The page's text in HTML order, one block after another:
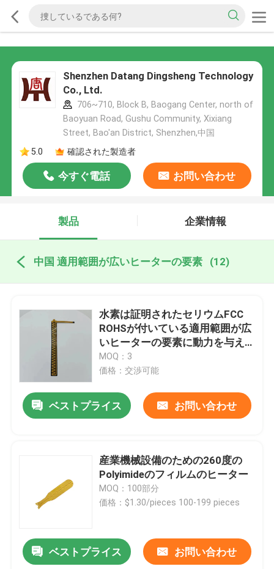
Shenzhen Datang Dingsheng Technology
Co., Ltd.
706~710, Block B, Baogang Center, north of
Baoyuan Road, Gushu Community, Xixiang
Street, Bao'an District, Shenzhen,中国
5.0
確認された製造者
今すぐ電話 お問い合わせ
製品 企業情報
中国 適用範囲が広いヒーターの要素 (12)
水素は証明されたセリウムFCC
ROHSが付いている適用範囲が広
いヒーターの要素に動力を与え
た
MOQ：3
価格：交渉可能
ベストプライス お問い合わせ
産業機械設備のための260度の
Polyimideのフィルムのヒーター
MOQ：100部分
価格：$1.30/pieces 100-199 pieces
ベストプライス お問い合わせ